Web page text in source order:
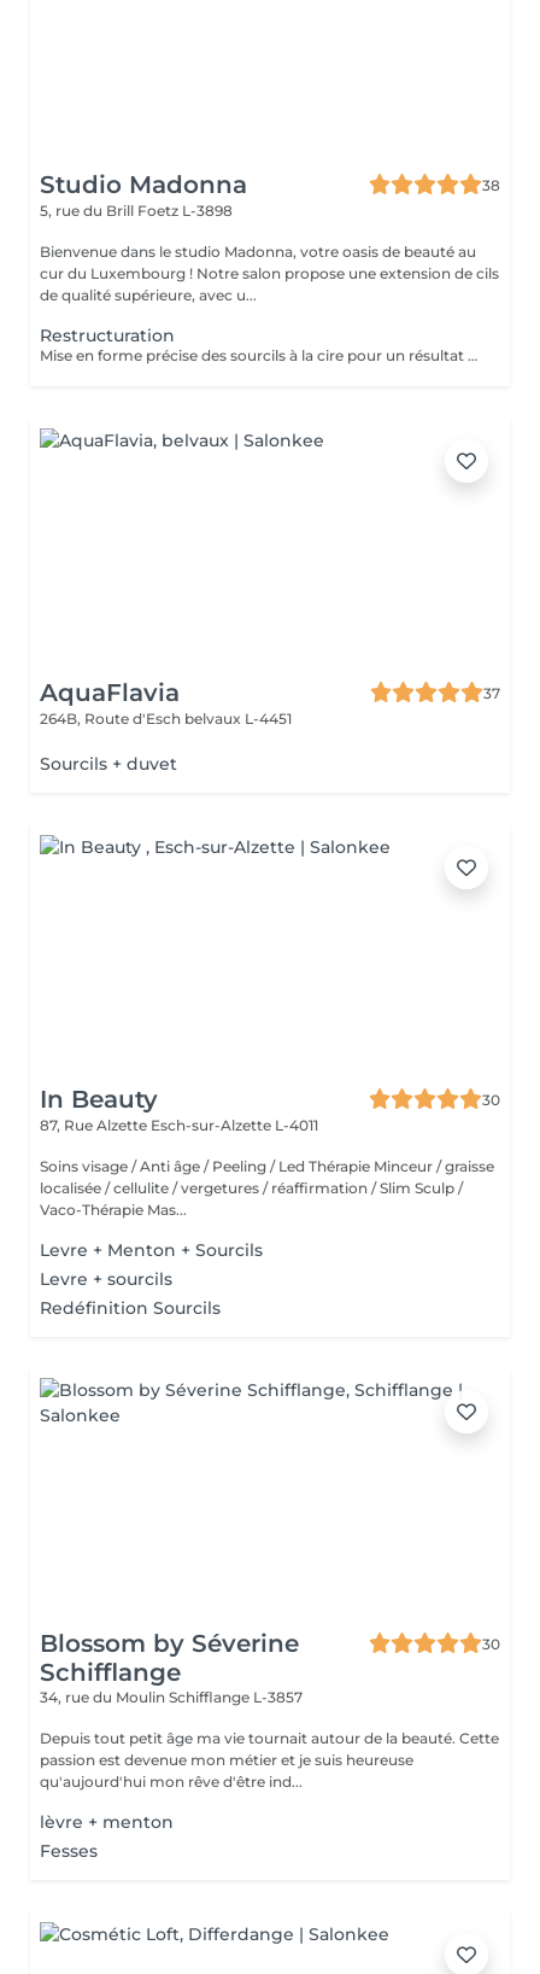
Studio Madonna
38
5, rue du Brill Foetz L-3898
Bienvenue dans le studio Madonna, votre oasis de beauté au
cur du Luxembourg ! Notre salon propose une extension de cils
de qualité supérieure, avec u...
Restructuration
Mise en forme précise des sourcils à la cire pour un résultat net et harmonieux.
AquaFlavia
37
264B, Route d'Esch belvaux L-4451
Sourcils + duvet
In Beauty
30
87, Rue Alzette Esch-sur-Alzette L-4011
Soins visage / Anti âge / Peeling / Led Thérapie Minceur / graisse
localisée / cellulite / vergetures / réaffirmation / Slim Sculp /
Vaco-Thérapie Mas...
Levre + Menton + Sourcils
Levre + sourcils
Redéfinition Sourcils
Blossom by Séverine
Schifflange
30
34, rue du Moulin Schifflange L-3857
Depuis tout petit âge ma vie tournait autour de la beauté. Cette
passion est devenue mon métier et je suis heureuse
qu'aujourd'hui mon rêve d'être ind...
lèvre + menton
Fesses